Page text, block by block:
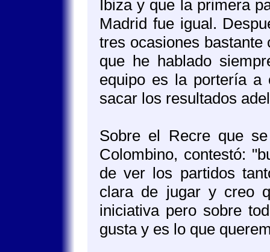
Ibiza y que la primera
Madrid fue igual.
tres ocasiones
que he hablado
equipo es la portería a
sacar los resultados
Sobre el Recre que
Colombino, contestó:
de ver los partidos
clara de jugar y creo
iniciativa pero sobre
gusta y es lo que